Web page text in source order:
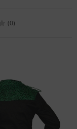
(0)